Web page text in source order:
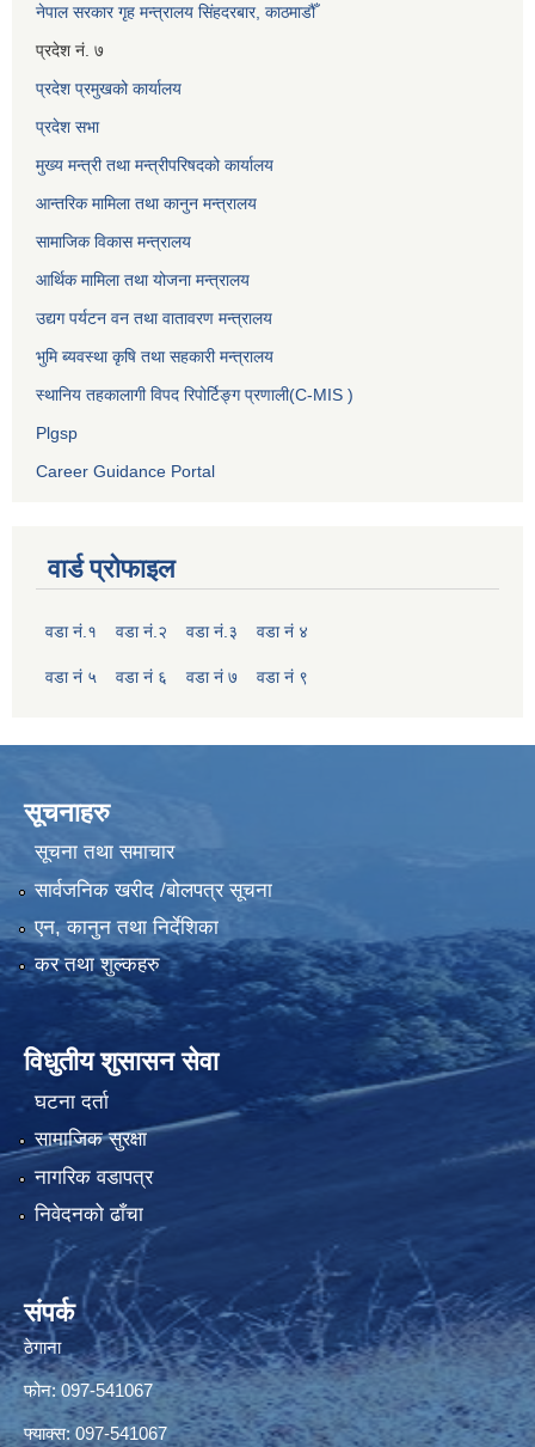
नेपाल सरकार गृह मन्त्रालय सिंहदरबार, काठमाडौँ
प्रदेश नं. ७
प्रदेश प्रमुखको कार्यालय
प्रदेश सभा
मुख्य मन्त्री तथा मन्त्रीपरिषदको कार्यालय
आन्तरिक मामिला तथा कानुन मन्त्रालय
सामाजिक विकास मन्त्रालय
आर्थिक मामिला तथा योजना मन्त्रालय
उद्यग पर्यटन वन तथा वातावरण मन्त्रालय
भुमि ब्यवस्था कृषि तथा सहकारी मन्त्रालय
स्थानिय तहकालागी विपद रिपोर्टिङ्ग प्रणाली(C-MIS )
Plgsp
Career Guidance Portal
वार्ड प्रोफाइल
वडा नं.१ वडा नं.२ वडा नं.३ वडा नं ४
वडा नं ५ वडा नं ६ वडा नं ७ वडा नं ९
सूचनाहरु
सूचना तथा समाचार
सार्वजनिक खरीद /बोलपत्र सूचना
एन, कानुन तथा निर्देशिका
कर तथा शुल्कहरु
विधुतीय शुसासन सेवा
घटना दर्ता
सामाजिक सुरक्षा
नागरिक वडापत्र
निवेदनको ढाँचा
संपर्क
ठेगाना
फोन: 097-541067
फ्याक्स: 097-541067